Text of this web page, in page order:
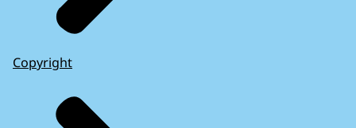
Copyright